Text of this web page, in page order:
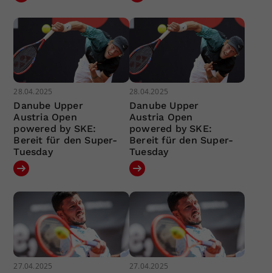
28.04.2025
Danube Upper
Austria Open
powered by SKE:
Bereit für den Super-
Tuesday
28.04.2025
Danube Upper
Austria Open
powered by SKE:
Bereit für den Super-
Tuesday
27.04.2025 27.04.2025